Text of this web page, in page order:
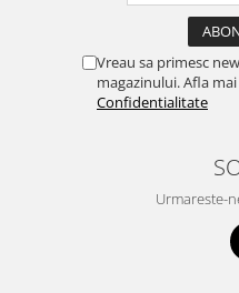
Vreau sa primesc
magazinului. Afla
Confidentialitate
Urmareste-